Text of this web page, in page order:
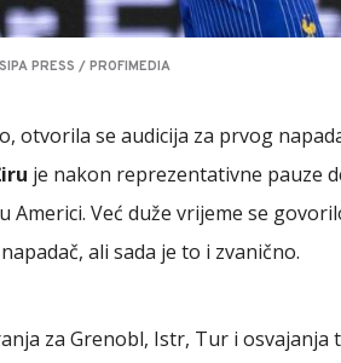
PRESS / PROFIMEDIA
otvorila se audicija za prvog
je nakon reprezentativne pauze
u Americi. Već duže vrijeme se
ali sada je to i zvanično.
za Grenobl, Istr, Tur i osvajanja